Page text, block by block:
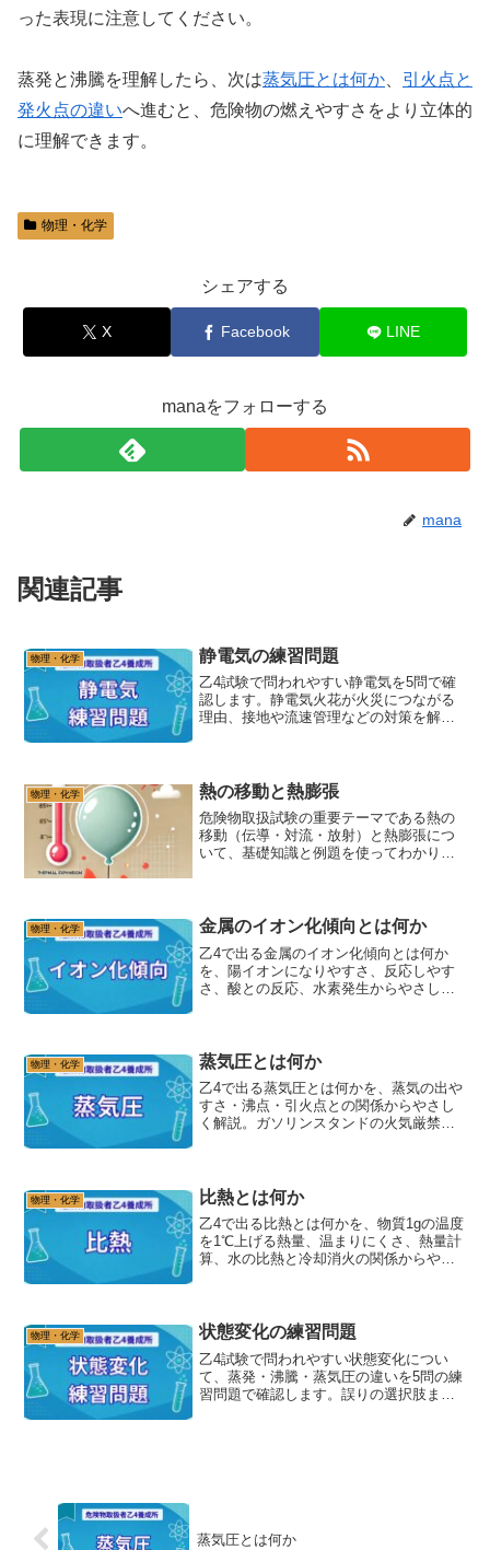
った表現に注意してください。
蒸発と沸騰を理解したら、次は蒸気圧とは何か、
引火点と
発火点の違いへ進むと、危険物の燃えやすさをより立体的
に理解できます。
物理・化学
シェアする
X Facebook LINE
manaをフォローする
mana
関連記事
物理・化学 静電気の練習問題
乙4試験で問われやすい静電気を5問で確
認します。静電気火花が火災につながる
理由、接地や流速管理などの対策を解説
物理・化学 熱の移動と熱膨張
危険物取扱試験の重要テーマである熱の
移動（伝導・対流・放射）と熱膨張につ
いて、基礎知識と例題を使ってわかりや
物理・化学 金属のイオン化傾向とは何か
乙4で出る金属のイオン化傾向とは何か
を、陽イオンになりやすさ、反応しやす
さ、酸との反応、水素発生からやさしく
物理・化学 蒸気圧とは何か
乙4で出る蒸気圧とは何かを、蒸気の出や
すさ・沸点・引火点との関係からやさし
く解説。ガソリンスタンドの火気厳禁や
物理・化学 比熱とは何か
乙4で出る比熱とは何かを、物質1gの温度
を1℃上げる熱量、温まりにくさ、熱量計
算、水の比熱と冷却消火の関係からやさ
物理・化学 状態変化の練習問題
乙4試験で問われやすい状態変化につい
て、蒸発・沸騰・蒸気圧の違いを5問の練
習問題で確認します。誤りの選択肢まで
蒸気圧とは何か